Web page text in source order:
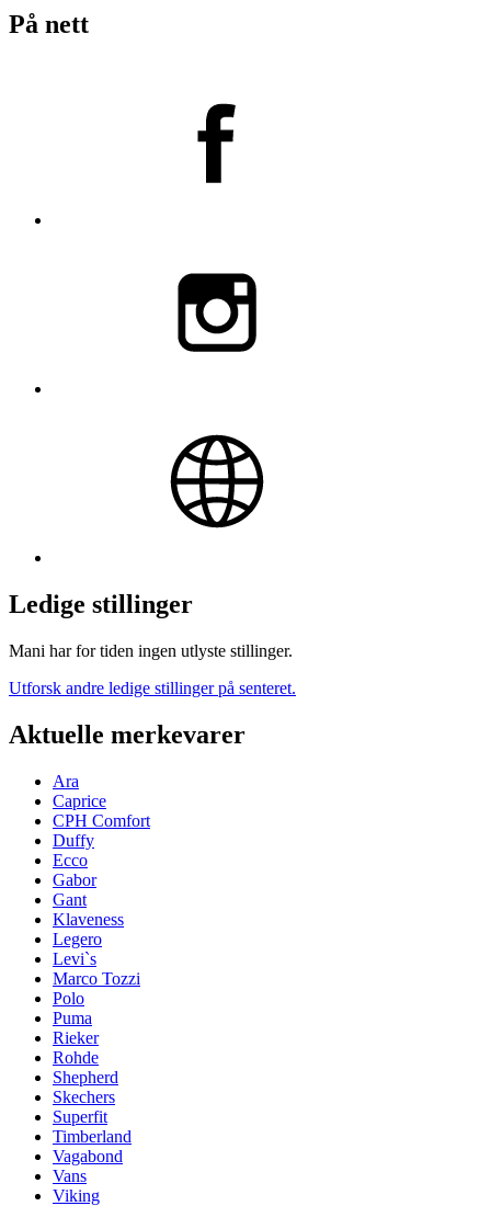
På nett
Ledige stillinger
Mani har for tiden ingen utlyste stillinger.
Utforsk andre ledige stillinger på senteret.
Aktuelle merkevarer
Ara
Caprice
CPH Comfort
Duffy
Ecco
Gabor
Gant
Klaveness
Legero
Levi`s
Marco Tozzi
Polo
Puma
Rieker
Rohde
Shepherd
Skechers
Superfit
Timberland
Vagabond
Vans
Viking